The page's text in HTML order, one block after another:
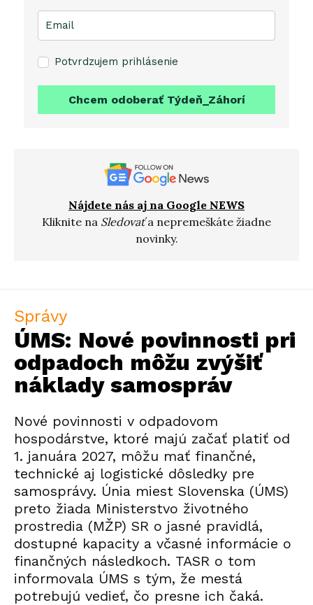
Potvrdzujem prihlásenie
Chcem odoberať Týdeň_Záhorí
Nájdete nás aj na Google NEWS
Kliknite na Sledovaťa nepremeškáte žiadne
novinky.
Správy
ÚMS: Nové povinnosti pri
odpadoch môžu zvýšiť
náklady samospráv
Nové povinnosti v odpadovom
hospodárstve, ktoré majú začať platiť od
1. januára 2027, môžu mať finančné,
technické aj logistické dôsledky pre
samosprávy. Únia miest Slovenska (ÚMS)
preto žiada Ministerstvo životného
prostredia (MŽP) SR o jasné pravidlá,
dostupné kapacity a včasné informácie o
finančných následkoch. TASR o tom
informovala ÚMS s tým, že mestá
potrebujú vedieť, čo presne ich čaká.